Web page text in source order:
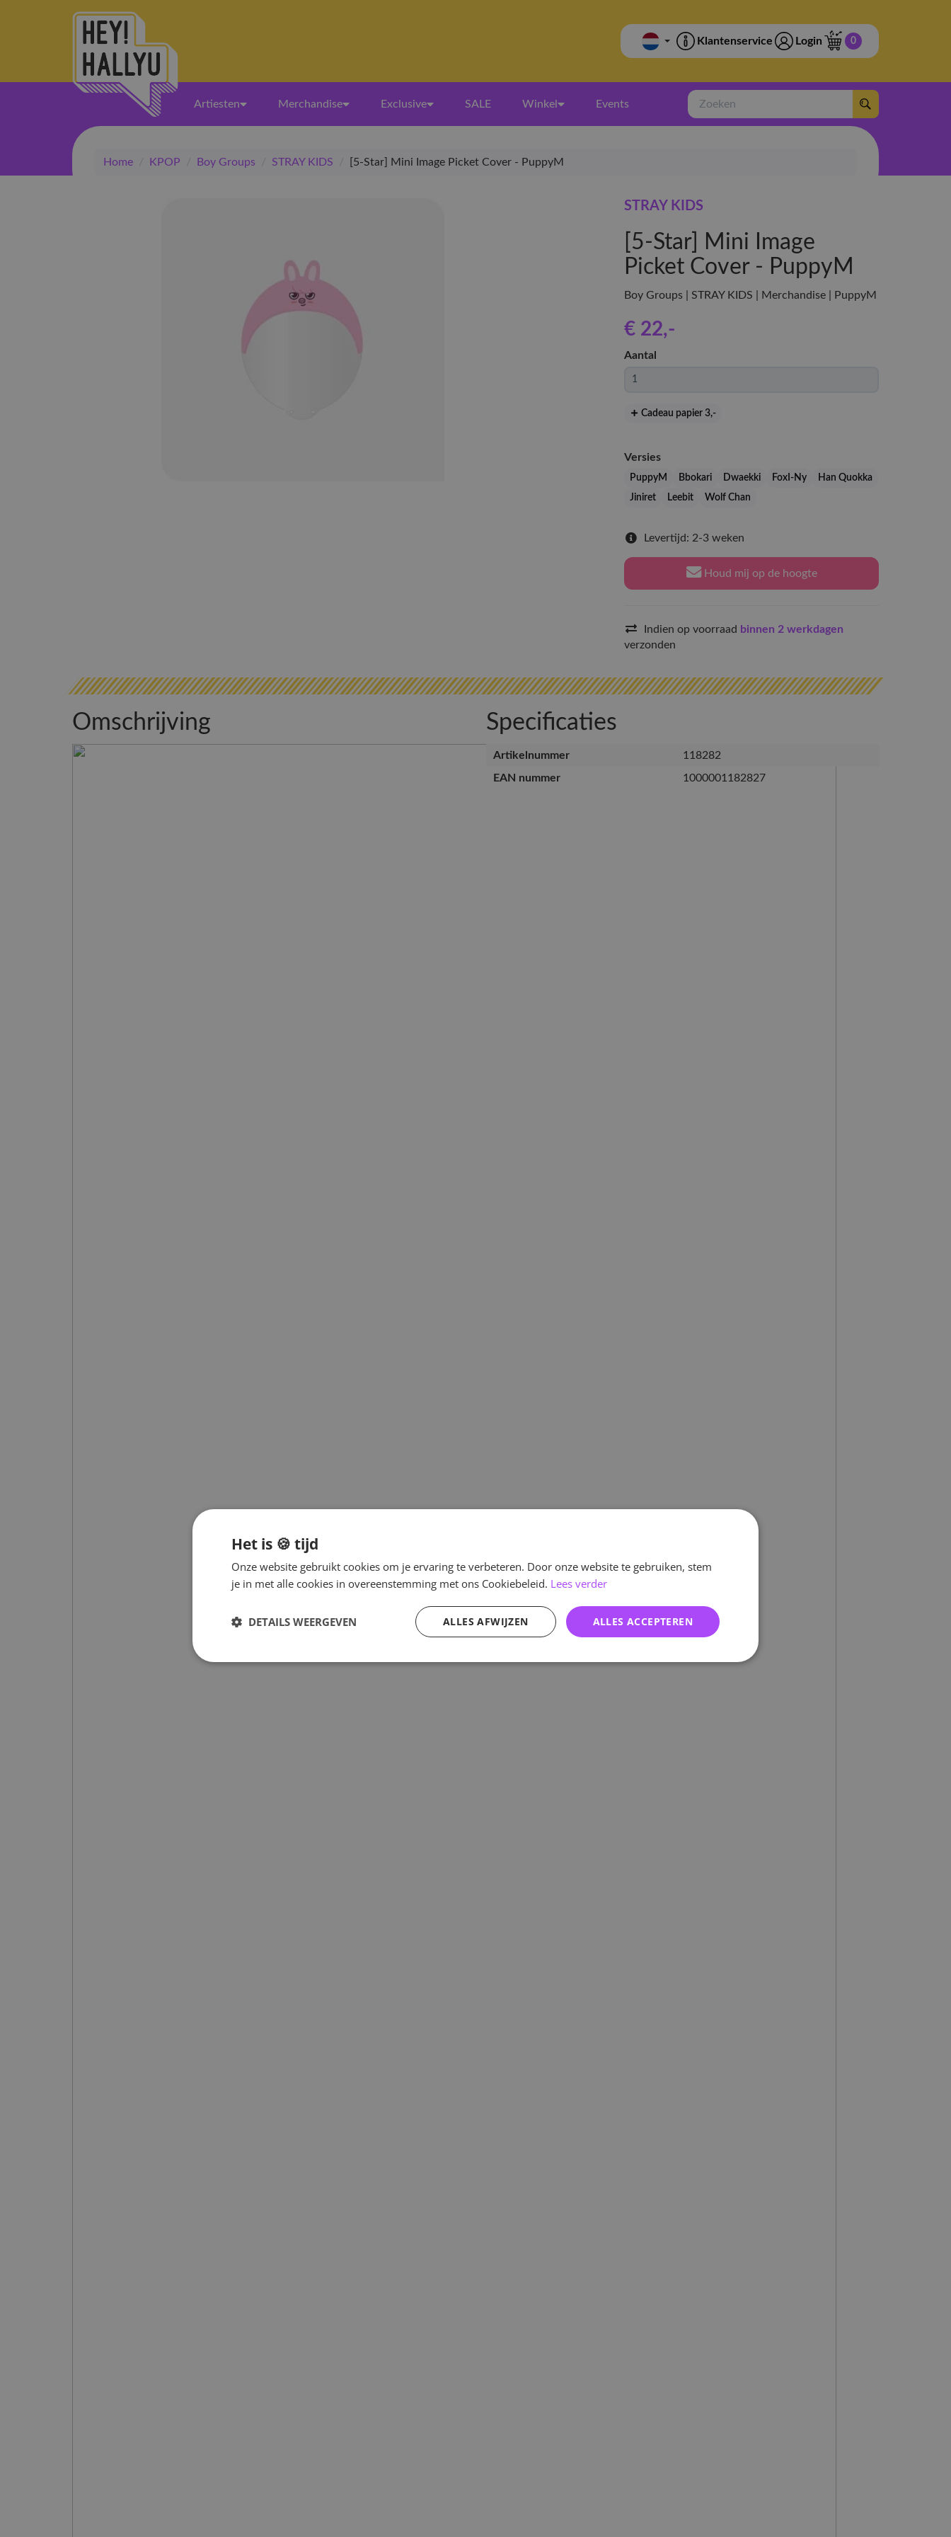
Klantenservice Login 0
Artiesten Merchandise Exclusive SALE Winkel Events
Zoeken
Home / KPOP / Boy Groups / STRAY KIDS / [5-Star] Mini Image Picket Cover - PuppyM
STRAY KIDS
[5-Star] Mini Image
Picket Cover - PuppyM
Boy Groups | STRAY KIDS | Merchandise | PuppyM
€ 22,-
Aantal
Cadeau papier 3,-
Versies
PuppyM Bbokari Dwaekki FoxI-Ny
Han Quokka
Jiniret
Leebit Wolf Chan
Levertijd: 2-3 weken
Houd mij op de hoogte
Indien op voorraad binnen 2 werkdagen
verzonden
Omschrijving Specificaties
Artikelnummer
118282
EAN nummer
1000001182827
Het is 🍪 tijd
Onze website gebruikt cookies om je ervaring te verbeteren. Door onze website te gebruiken, stem
je in met alle cookies in overeenstemming met ons Cookiebeleid. Lees verder
ALLES ACCEPTEREN
ALLES AFWIJZEN
DETAILS WEERGEVEN